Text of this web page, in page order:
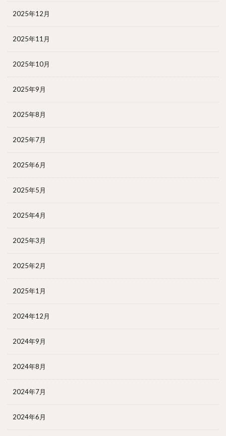
2025年12月
2025年11月
2025年10月
2025年9月
2025年8月
2025年7月
2025年6月
2025年5月
2025年4月
2025年3月
2025年2月
2025年1月
2024年12月
2024年9月
2024年8月
2024年7月
2024年6月